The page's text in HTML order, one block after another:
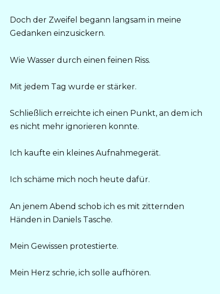
Doch der Zweifel begann langsam in meine
Gedanken einzusickern.
Wie Wasser durch einen feinen Riss.
Mit jedem Tag wurde er stärker.
Schließlich erreichte ich einen Punkt, an dem ich
es nicht mehr ignorieren konnte.
Ich kaufte ein kleines Aufnahmegerät.
Ich schäme mich noch heute dafür.
An jenem Abend schob ich es mit zitternden
Händen in Daniels Tasche.
Mein Gewissen protestierte.
Mein Herz schrie, ich solle aufhören.